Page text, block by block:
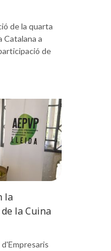
de la quarta
Catalana a
de
la
la Cuina
d'Empresaris